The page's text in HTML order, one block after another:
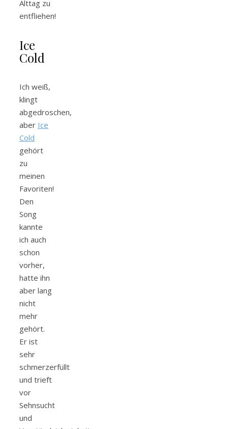
Alttag zu
entfliehen!
Ice
Cold
Ich weiß,
klingt
abgedroschen,
aber Ice
Cold
gehört
zu
meinen
Favoriten!
Den
Song
kannte
ich auch
schon
vorher,
hatte ihn
aber lang
nicht
mehr
gehört.
Er ist
sehr
schmerzerfüllt
und trieft
vor
Sehnsucht
und